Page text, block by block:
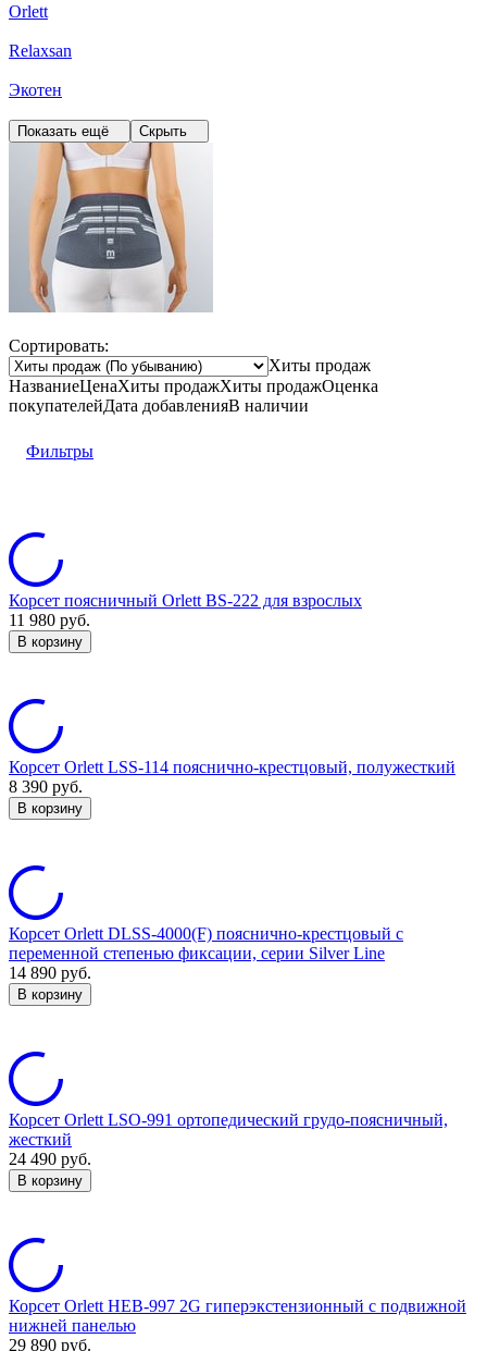
Orlett
Relaxsan
Экотен
Показать ещё Скрыть
Сортировать:
Хиты продаж
НазваниеЦенаХиты продажХиты продажОценка
покупателейДата добавленияВ наличии
Фильтры
Корсет поясничный Orlett BS-222 для взрослых
11 980 руб.
В корзину
Корсет Orlett LSS-114 пояснично-крестцовый, полужесткий
8 390 руб.
В корзину
Корсет Orlett DLSS-4000(F) пояснично-крестцовый с
переменной степенью фиксации, серии Silver Line
14 890 руб.
В корзину
Корсет Orlett LSO-991 ортопедический грудо-поясничный,
жесткий
24 490 руб.
В корзину
Корсет Orlett HEB-997 2G гиперэкстензионный с подвижной
нижней панелью
29 890 руб.